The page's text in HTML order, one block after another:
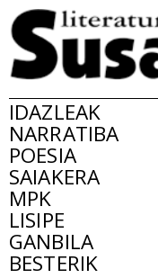
IDAZLEAK
NARRATIBA
POESIA
SAIAKERA
MPK
LISIPE
GANBILA
BESTERIK